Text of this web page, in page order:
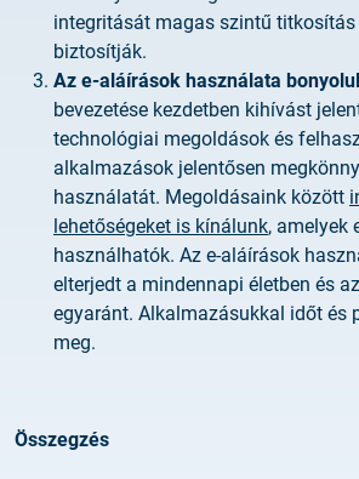
integritását magas szintű
biztosítják.
Az e-aláírások használata
bevezetése kezdetben kihívást
technológiai megoldások és
alkalmazások jelentősen
használatát. Megoldásaink között
lehetőségeket is kínálunk, amelyek
használhatók. Az e-aláírások
elterjedt a mindennapi életben és
egyaránt. Alkalmazásukkal időt és
meg.
Összegzés